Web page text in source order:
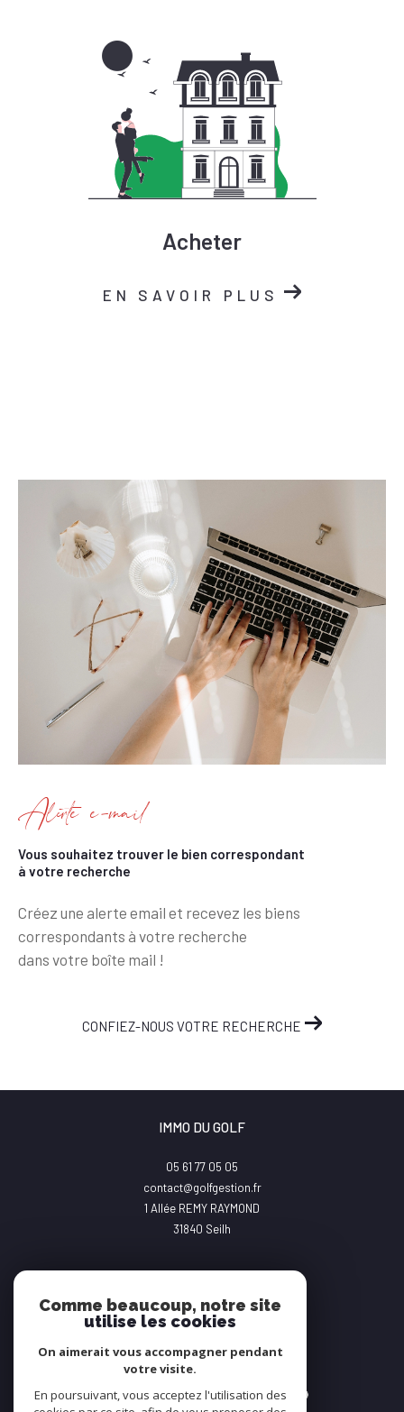
Acheter
EN SAVOIR PLUS
Alerte e-mail
Vous souhaitez trouver le bien correspondant
à votre recherche
Créez une alerte email et recevez les biens
correspondants à votre recherche
dans votre boîte mail !
CONFIEZ-NOUS VOTRE RECHERCHE
IMMO DU GOLF
05 61 77 05 05
contact@golfgestion.fr
1 Allée REMY RAYMOND
31840
Seilh
Adhérents
Comme beaucoup, notre site
utilise les cookies
On aimerait vous accompagner pendant
votre visite.
En poursuivant, vous acceptez l'utilisation des